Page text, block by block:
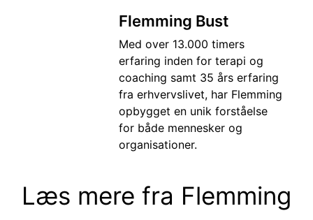
Flemming Bust
Med over 13.000 timers
erfaring inden for terapi og
coaching samt 35 års erfaring
fra erhvervslivet, har Flemming
opbygget en unik forståelse
for både mennesker og
organisationer.
Læs mere fra Flemming